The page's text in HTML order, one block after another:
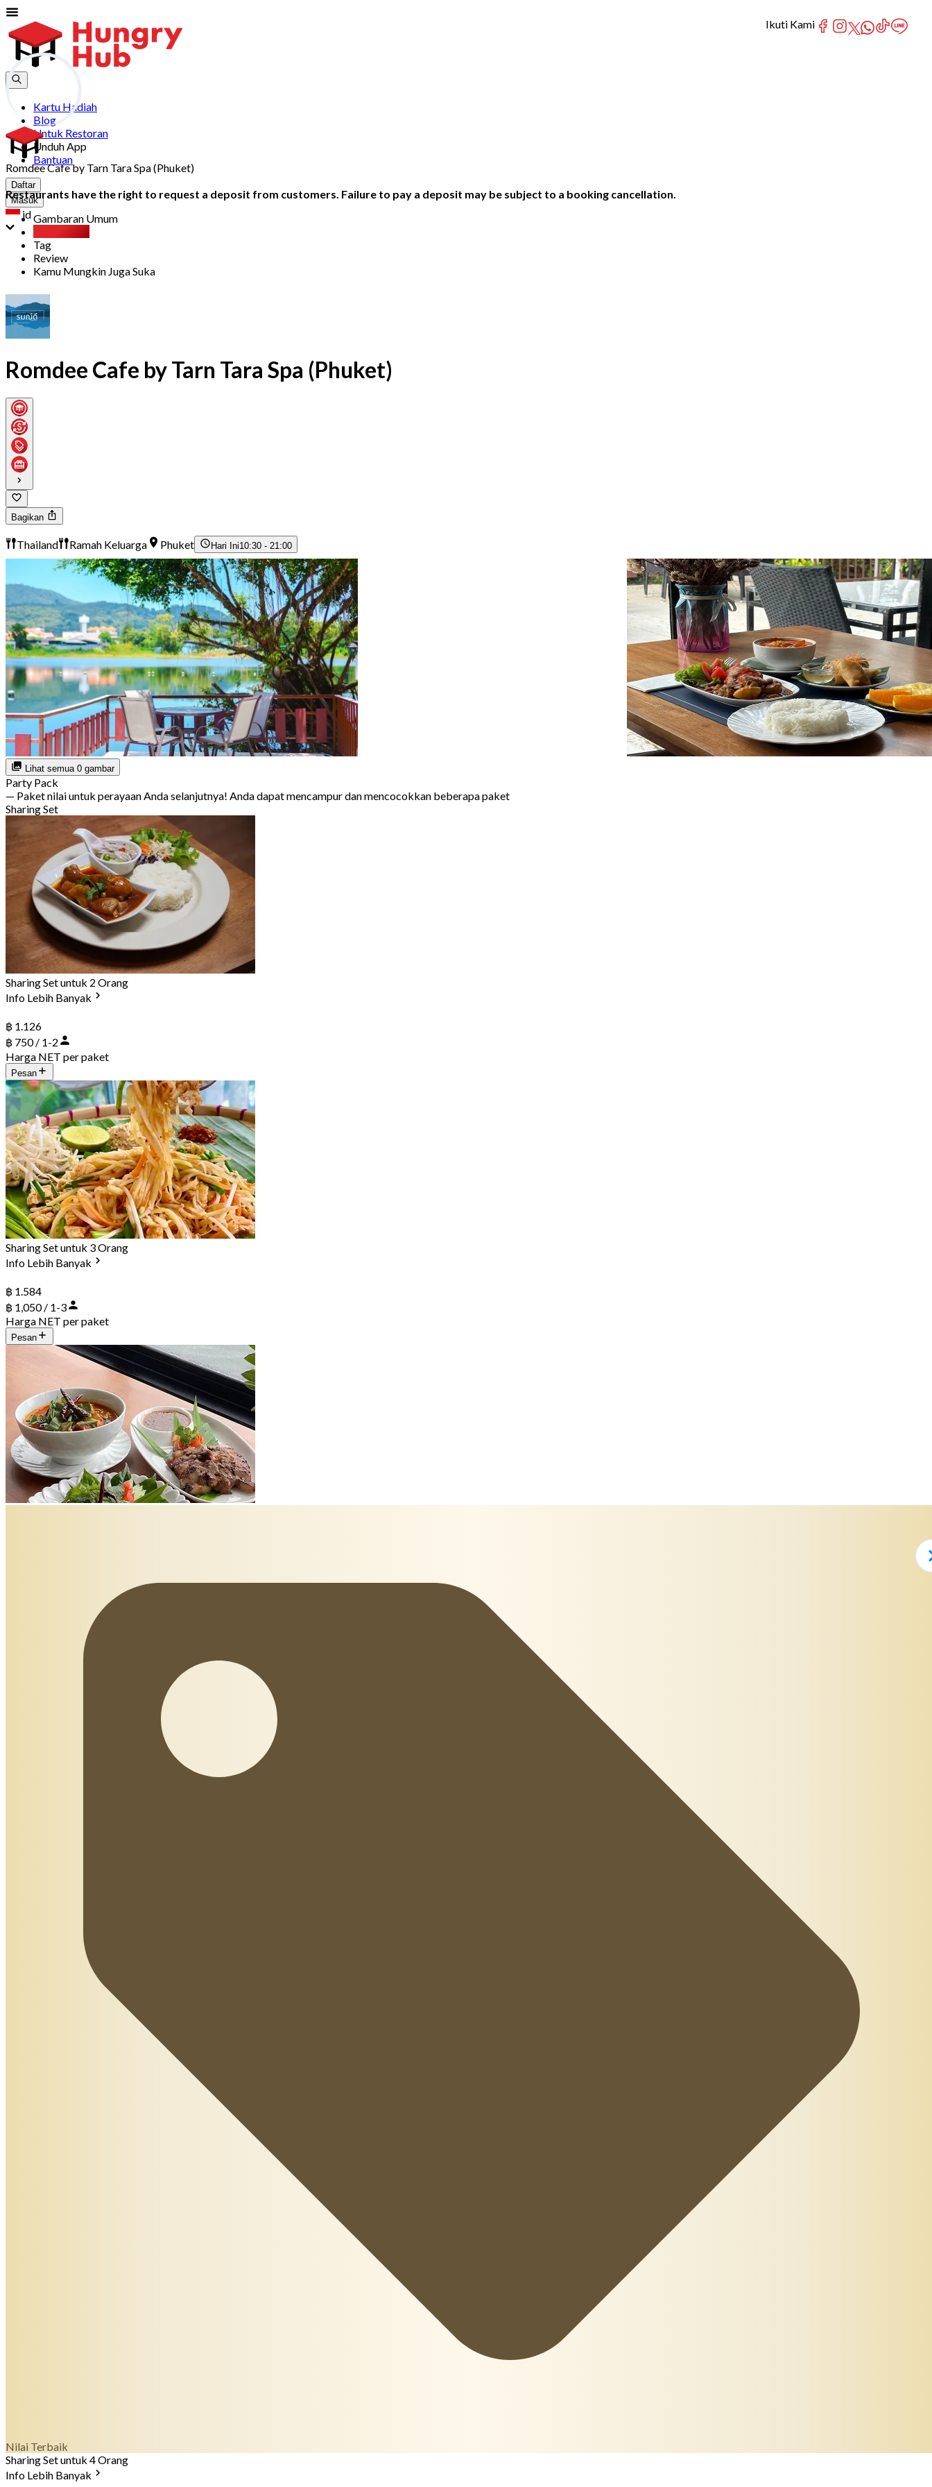
Kartu Hadiah
Blog
Untuk Restoran
Unduh App
Bantuan
Daftar
Masuk
id
Romdee Cafe by Tarn Tara Spa (Phuket)
Restaurants have the right to request a deposit from customers. Failure to pay a deposit may be subject to a booking cancellation.
Gambaran Umum
Tag
Review
Kamu Mungkin Juga Suka
Romdee Cafe by Tarn Tara Spa (Phuket)
Bagikan
Thailand Ramah Keluarga Phuket Hari Ini10:30 - 21:00
Lihat semua 0 gambar
Party Pack
— Paket nilai untuk perayaan Anda selanjutnya! Anda dapat mencampur dan mencocokkan beberapa paket
Sharing Set
Sharing Set untuk 2 Orang
Info Lebih Banyak
฿ 1.126
฿ 750 / 1-2
Harga NET per paket
Pesan
Sharing Set untuk 3 Orang
Info Lebih Banyak
฿ 1.584
฿ 1,050 / 1-3
Harga NET per paket
Pesan
Nilai Terbaik
Sharing Set untuk 4 Orang
Info Lebih Banyak
Ikuti Kami